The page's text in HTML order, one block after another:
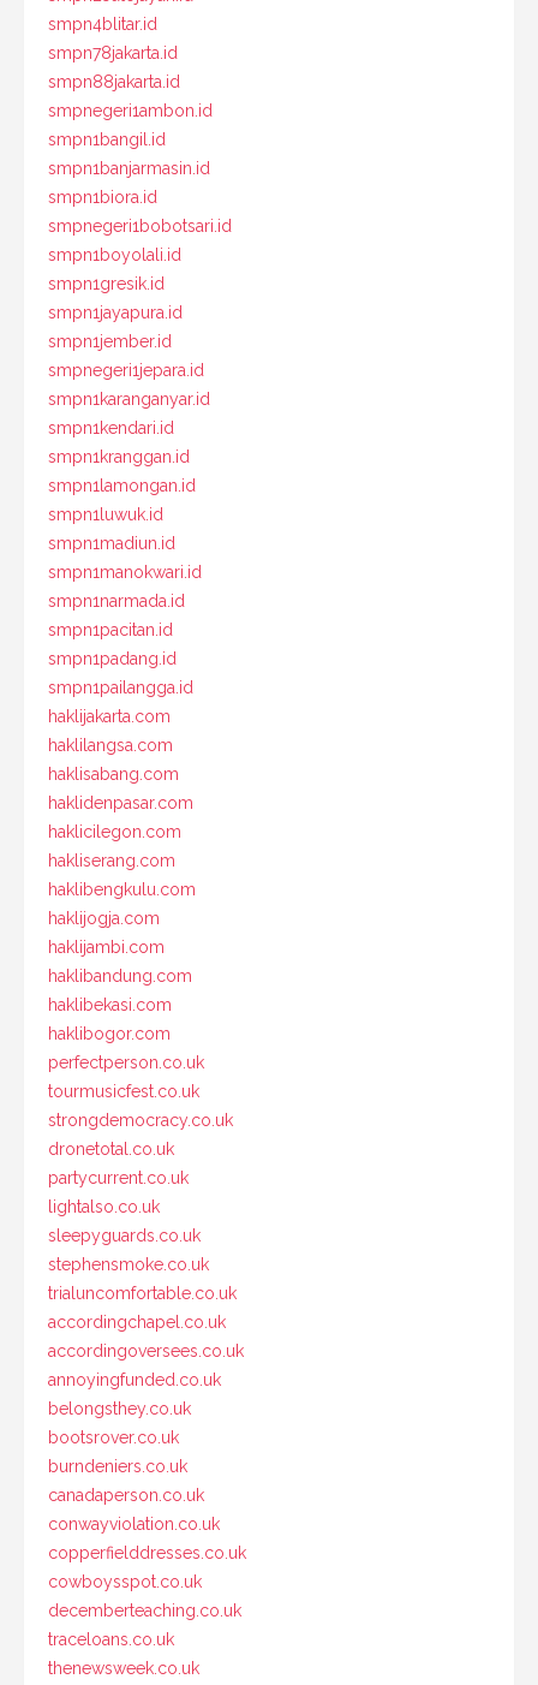
smpn4blitar.id
smpn78jakarta.id
smpn88jakarta.id
smpnegeri1ambon.id
smpn1bangil.id
smpn1banjarmasin.id
smpn1biora.id
smpnegeri1bobotsari.id
smpn1boyolali.id
smpn1gresik.id
smpn1jayapura.id
smpn1jember.id
smpnegeri1jepara.id
smpn1karanganyar.id
smpn1kendari.id
smpn1kranggan.id
smpn1lamongan.id
smpn1luwuk.id
smpn1madiun.id
smpn1manokwari.id
smpn1narmada.id
smpn1pacitan.id
smpn1padang.id
smpn1pailangga.id
haklijakarta.com
haklilangsa.com
haklisabang.com
haklidenpasar.com
haklicilegon.com
hakliserang.com
haklibengkulu.com
haklijogja.com
haklijambi.com
haklibandung.com
haklibekasi.com
haklibogor.com
perfectperson.co.uk
tourmusicfest.co.uk
strongdemocracy.co.uk
dronetotal.co.uk
partycurrent.co.uk
lightalso.co.uk
sleepyguards.co.uk
stephensmoke.co.uk
trialuncomfortable.co.uk
accordingchapel.co.uk
accordingoversees.co.uk
annoyingfunded.co.uk
belongsthey.co.uk
bootsrover.co.uk
burndeniers.co.uk
canadaperson.co.uk
conwayviolation.co.uk
copperfielddresses.co.uk
cowboysspot.co.uk
decemberteaching.co.uk
traceloans.co.uk
thenewsweek.co.uk